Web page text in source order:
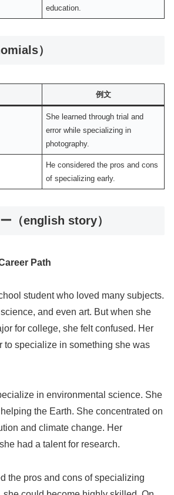
education.
）
例文
She learned through trial and
error while specializing in
photography.
He considered the pros and cons
of specializing early.
（english story）
Path
student who loved many subjects.
and even art. But when she
for college, she felt confused. Her
to specialize in something she was
in environmental science. She
the Earth. She concentrated on
and climate change. Her
had a talent for research.
the pros and cons of specializing